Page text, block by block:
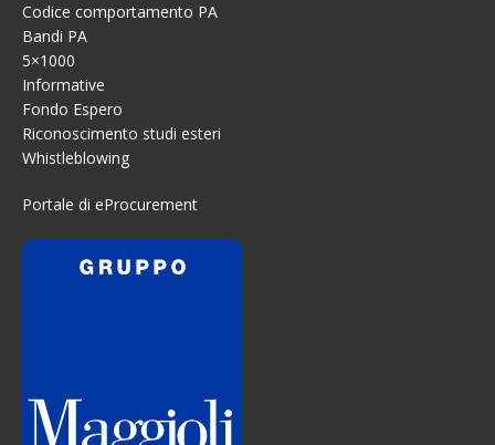
Codice comportamento PA
Bandi PA
5×1000
Informative
Fondo Espero
Riconoscimento studi esteri
Whistleblowing
Portale di eProcurement